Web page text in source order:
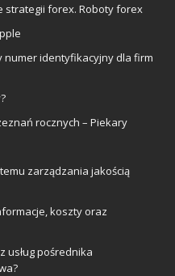
strategii forex. Roboty forex
numer identyfikacyjny dla firm
rocznych – Piekary
zarządzania jakością
koszty oraz
usług pośrednika